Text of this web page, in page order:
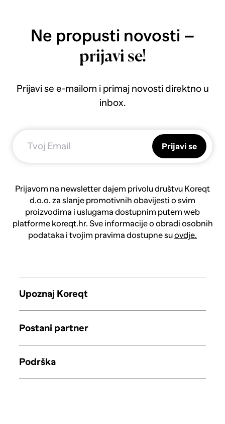
Ne propusti novosti –
prijavi se!
Prijavi se e-mailom i primaj novosti direktno u
inbox.
Prijavi se
Prijavom na newsletter dajem privolu društvu Koreqt
d.o.o. za slanje promotivnih obavijesti o svim
proizvodima i uslugama dostupnim putem web
platforme koreqt.hr. Sve informacije o obradi osobnih
podataka i tvojim pravima dostupne suovdje.
Upoznaj Koreqt
Postani partner
Podrška